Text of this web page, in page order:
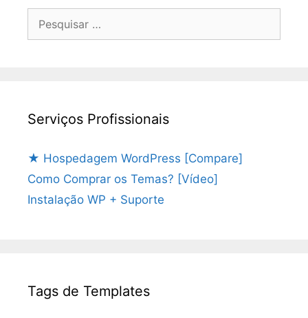
Serviços Profissionais
★ Hospedagem WordPress [Compare]
Como Comprar os Temas? [Vídeo]
Instalação WP + Suporte
Tags de Templates